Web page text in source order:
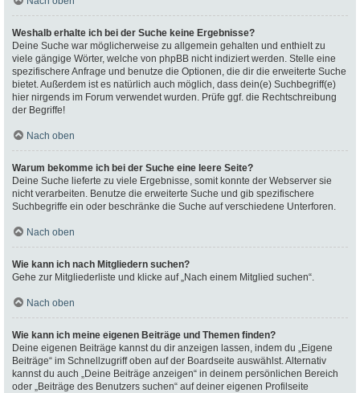
Weshalb erhalte ich bei der Suche keine Ergebnisse?
Deine Suche war möglicherweise zu allgemein gehalten und enthielt zu
viele gängige Wörter, welche von phpBB nicht indiziert werden. Stelle eine
spezifischere Anfrage und benutze die Optionen, die dir die erweiterte Suche
bietet. Außerdem ist es natürlich auch möglich, dass dein(e) Suchbegriff(e)
hier nirgends im Forum verwendet wurden. Prüfe ggf. die Rechtschreibung
der Begriffe!
Nach oben
Warum bekomme ich bei der Suche eine leere Seite?
Deine Suche lieferte zu viele Ergebnisse, somit konnte der Webserver sie
nicht verarbeiten. Benutze die erweiterte Suche und gib spezifischere
Suchbegriffe ein oder beschränke die Suche auf verschiedene Unterforen.
Nach oben
Wie kann ich nach Mitgliedern suchen?
Gehe zur Mitgliederliste und klicke auf „Nach einem Mitglied suchen“.
Nach oben
Wie kann ich meine eigenen Beiträge und Themen finden?
Deine eigenen Beiträge kannst du dir anzeigen lassen, indem du „Eigene
Beiträge“ im Schnellzugriff oben auf der Boardseite auswählst. Alternativ
kannst du auch „Deine Beiträge anzeigen“ in deinem persönlichen Bereich
oder „Beiträge des Benutzers suchen“ auf deiner eigenen Profilseite